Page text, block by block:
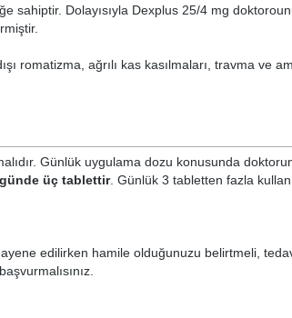
sahiptir. Dolayısıyla Dexplus 25/4 mg
romatizma, ağrılı kas kasılmaları, travma ve
Günlük uygulama dozu konusunda
üç tablettir. Günlük 3 tabletten fazla
edilirken hamile olduğunuzu belirtmeli,